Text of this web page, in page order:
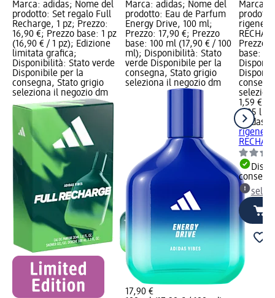
Marca: adidas; Nome del
prodotto: Set regalo Full
Recharge, 1 pz; Prezzo:
16,90 €; Prezzo base: 1 pz
(16,90 € / 1 pz); Edizione
limitata grafica;
Disponibilità: Stato verde
Disponibile per la
consegna, Stato grigio
seleziona il negozio dm
Marca: adidas; Nome del
prodotto: Eau de Parfum
Energy Drive, 100 ml;
Prezzo: 17,90 €; Prezzo
base: 100 ml (17,90 € / 100
ml); Disponibilità: Stato
verde Disponibile per la
consegna, Stato grigio
seleziona il negozio dm
17,90 €
Marca:
Prezzo:
base:
1,59 €
0,25 l
adidas